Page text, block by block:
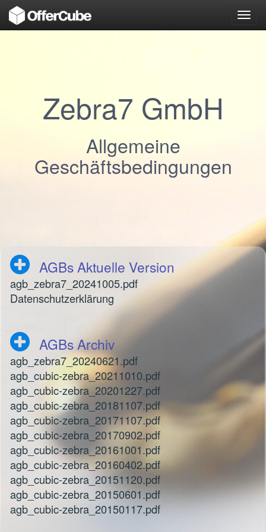
Zebra7 GmbH
Allgemeine
Geschäftsbedingungen
AGBs Aktuelle Version
agb_zebra7_20241005.pdf
Datenschutzerklärung
AGBs Archiv
agb_zebra7_20240621.pdf
agb_cubic-zebra_20211010.pdf
agb_cubic-zebra_20201227.pdf
agb_cubic-zebra_20181107.pdf
agb_cubic-zebra_20171107.pdf
agb_cubic-zebra_20170902.pdf
agb_cubic-zebra_20161001.pdf
agb_cubic-zebra_20160402.pdf
agb_cubic-zebra_20151120.pdf
agb_cubic-zebra_20150601.pdf
agb_cubic-zebra_20150117.pdf